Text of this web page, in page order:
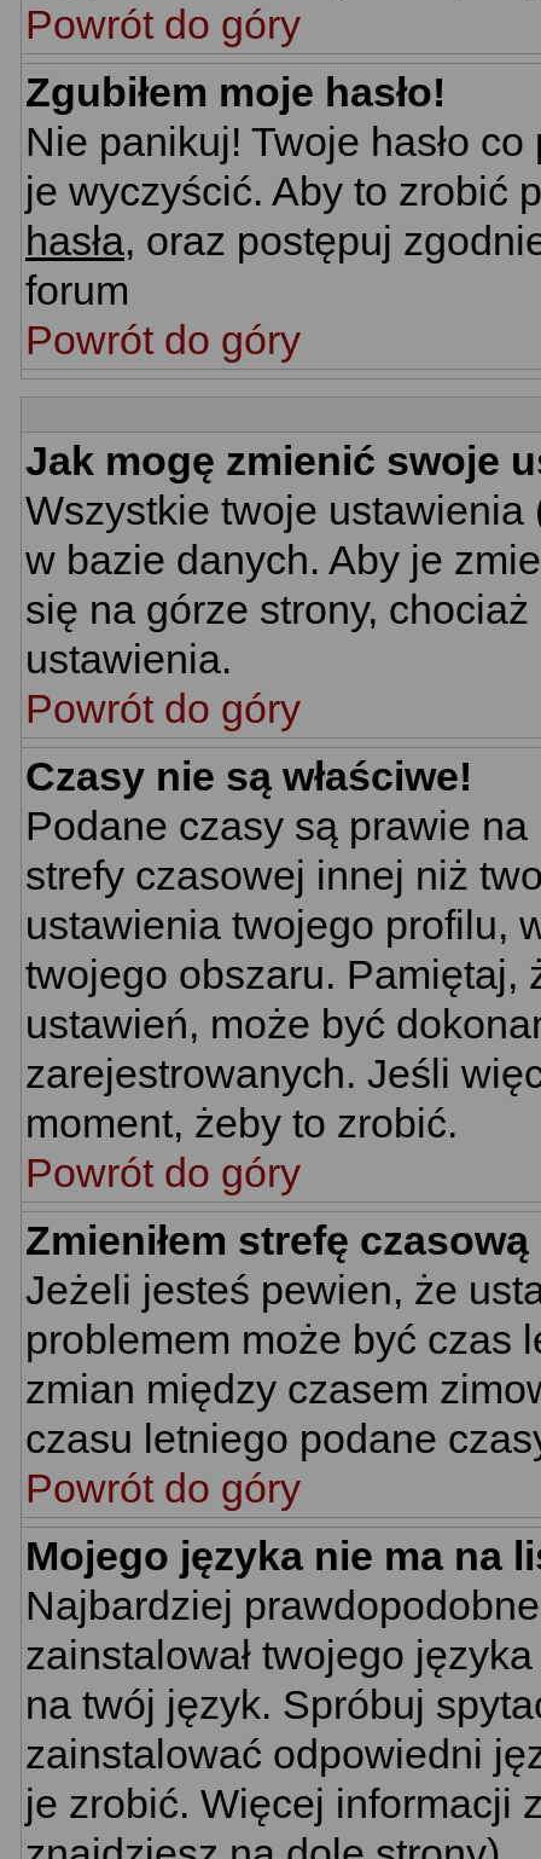
Powrót do góry
Zgubiłem moje hasło!
Nie panikuj! Twoje hasło
je wyczyścić. Aby to zrobić
hasła, oraz postępuj
forum
Powrót do góry
Jak mogę zmienić swoje
Wszystkie twoje
w bazie danych. Aby je
się na górze strony,
ustawienia.
Powrót do góry
Czasy nie są właściwe!
Podane czasy są prawie
strefy czasowej innej niż
ustawienia twojego profilu,
twojego obszaru. Pamiętaj,
ustawień, może być
zarejestrowanych. Jeśli
moment, żeby to zrobić.
Powrót do góry
Zmieniłem strefę
Jeżeli jesteś pewien, że
problemem może być czas
zmian między czasem
czasu letniego podane
Powrót do góry
Mojego języka nie ma na
Najbardziej
zainstalował twojego
na twój język. Spróbuj
zainstalować odpowiedni
je zrobić. Więcej informacji